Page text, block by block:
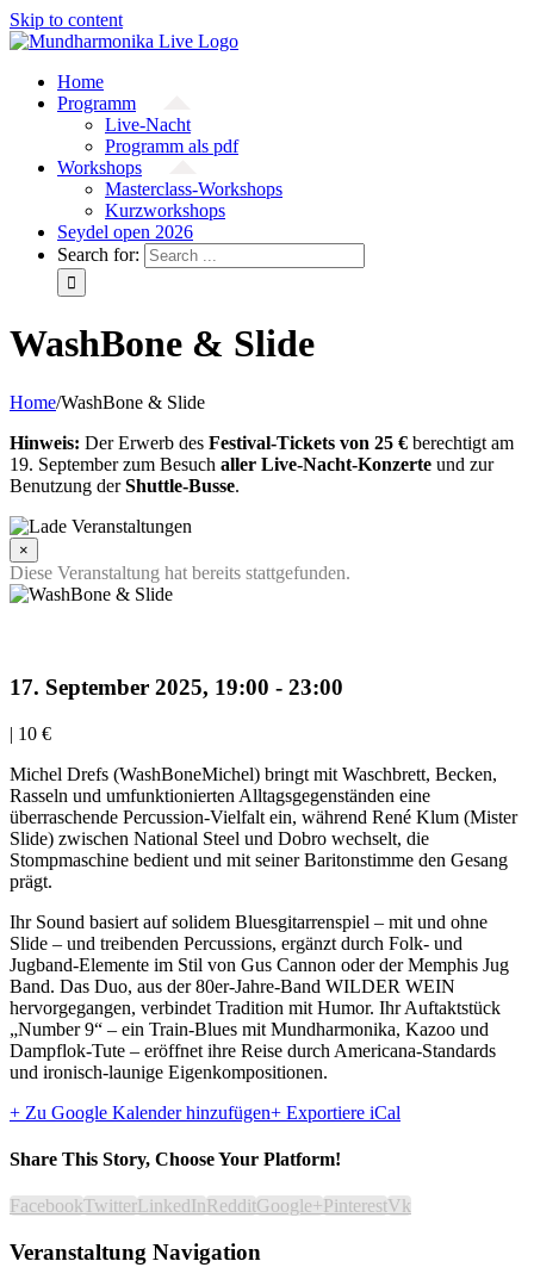
Skip to content
Home
Programm
Live-Nacht
Programm als pdf
Workshops
Masterclass-Workshops
Kurzworkshops
Seydel open 2026
Search for:
WashBone & Slide
Home/WashBone & Slide
Hinweis: Der Erwerb des Festival-Tickets von 25 € berechtigt am
19. September zum Besuch aller Live-Nacht-Konzerte und zur
Benutzung derShuttle-Busse.
×
Diese Veranstaltung hat bereits stattgefunden.
17. September 2025, 19:00 - 23:00
| 10 €
Michel Drefs (WashBoneMichel) bringt mit Waschbrett, Becken,
Rasseln und umfunktionierten Alltagsgegenständen eine
überraschende Percussion-Vielfalt ein, während René Klum (Mister
Slide) zwischen National Steel und Dobro wechselt, die
Stompmaschine bedient und mit seiner Baritonstimme den Gesang
prägt.
Ihr Sound basiert auf solidem Bluesgitarrenspiel – mit und ohne
Slide – und treibenden Percussions, ergänzt durch Folk- und
Jugband-Elemente im Stil von Gus Cannon oder der Memphis Jug
Band. Das Duo, aus der 80er-Jahre-Band WILDER WEIN
hervorgegangen, verbindet Tradition mit Humor. Ihr Auftaktstück
„Number 9“ – ein Train-Blues mit Mundharmonika, Kazoo und
Dampflok-Tute – eröffnet ihre Reise durch Americana-Standards
und ironisch-launige Eigenkompositionen.
+ Zu Google Kalender hinzufügen+ Exportiere iCal
Share This Story, Choose Your Platform!
FacebookTwitterLinkedInRedditGoogle+PinterestVk
Veranstaltung Navigation